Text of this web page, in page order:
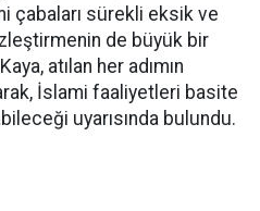
çabaları sürekli eksik ve
de büyük bir
atılan her adımın
İslami faaliyetleri basite
uyarısında bulundu.